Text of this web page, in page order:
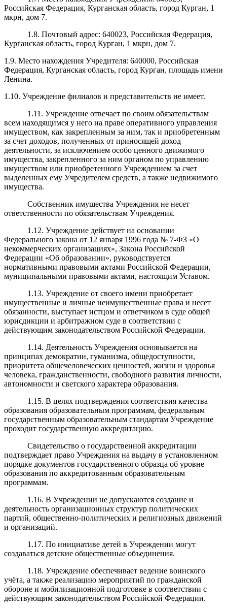
Российская Федерация, Курганская область, город Курган, 1
мкрн, дом 7.
1.8. Почтовый адрес: 640023, Российская Федерация,
Курганская область, город Курган, 1 мкрн, дом 7.
1.9. Место нахождения Учредителя: 640000, Российская
Федерация, Курганская область, город Курган, площадь имени
Ленина.
1.10. Учреждение филиалов и представительств не имеет.
1.11. Учреждение отвечает по своим обязательствам
всем находящимся у него на праве оперативного управления
имуществом, как закрепленным за ним, так и приобретенным
за счет доходов, полученных от приносящей доход
деятельности, за исключением особо ценного движимого
имущества, закрепленного за ним органом по управлению
имуществом или приобретенного Учреждением за счет
выделенных ему Учредителем средств, а также недвижимого
имущества.
Собственник имущества Учреждения не несет
ответственности по обязательствам Учреждения.
1.12. Учреждение действует на основании
Федерального закона от 12 января 1996 года № 7-ФЗ «О
некоммерческих организациях», Закона Российской
Федерации «Об образовании», руководствуется
нормативными правовыми актами Российской Федерации,
муниципальными правовыми актами, настоящим Уставом.
1.13. Учреждение от своего имени приобретает
имущественные и личные неимущественные права и несет
обязанности, выступает истцом и ответчиком в суде общей
юрисдикции и арбитражном суде в соответствии с
действующим законодательством Российской Федерации.
1.14. Деятельность Учреждения основывается на
принципах демократии, гуманизма, общедоступности,
приоритета общечеловеческих ценностей, жизни и здоровья
человека, гражданственности, свободного развития личности,
автономности и светского характера образования.
1.15. В целях подтверждения соответствия качества
образования образовательным программам, федеральным
государственным образовательным стандартам Учреждение
проходит государственную аккредитацию.
Свидетельство о государственной аккредитации
подтверждает право Учреждения на выдачу в установленном
порядке документов государственного образца об уровне
образования по аккредитованным образовательным
программам.
1.16. В Учреждении не допускаются создание и
деятельность организационных структур политических
партий, общественно-политических и религиозных движений
и организаций.
1.17. По инициативе детей в Учреждении могут
создаваться детские общественные объединения.
1.18. Учреждение обеспечивает ведение воинского
учёта, а также реализацию мероприятий по гражданской
обороне и мобилизационной подготовке в соответствии с
действующим законодательством Российской Федерации.